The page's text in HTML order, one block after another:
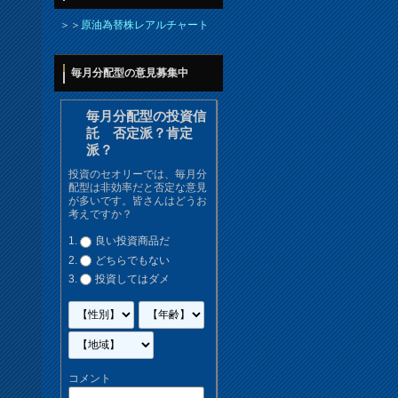
＞＞原油為替株レアルチャート
毎月分配型の意見募集中
毎月分配型の投資信
託 否定派？肯定
派？
投資のセオリーでは、毎月分
配型は非効率だと否定な意見
が多いです。皆さんはどうお
考えですか？
良い投資商品だ
どちらでもない
投資してはダメ
コメント